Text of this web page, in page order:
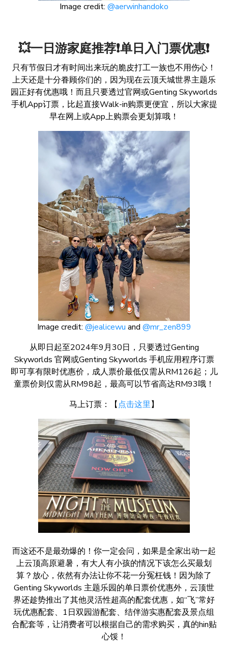
Image credit: @aerwinhandoko
💥一日游家庭推荐❗单日入门票优惠❗
只有节假日才有时间出来玩的脆皮打工一族也不用伤心！
上天还是十分眷顾你们的，因为现在云顶天城世界主题乐
园正好有优惠哦！而且只要透过官网或Genting Skyworlds
手机App订票，比起直接Walk-in购票更便宜，所以大家提
早在网上或App上购票会更划算哦！
Image credit: @jealicewu and @mr_zen899
从即日起至2024年9月30日，只要透过Genting
Skyworlds 官网或Genting Skyworlds 手机应用程序订票
即可享有限时优惠价，成人票价最低仅需从RM126起；儿
童票价则仅需从RM98起，最高可以节省高达RM93哦！
马上订票：【点击这里】
而这还不是最劲爆的！你一定会问，如果是全家出动一起
上云顶高原避暑，有大人有小孩的情况下该怎么买最划
算？放心，依然有办法让你不花一分冤枉钱！因为除了
Genting Skyworlds 主题乐园的单日票价优惠外，云顶世
界还趁势推出了其他灵活性超高的配套优惠，如“飞”常好
玩优惠配套、1日双园游配套、结伴游实惠配套及景点组
合配套等，让消费者可以根据自己的需求购买，真的hin贴
心馁！